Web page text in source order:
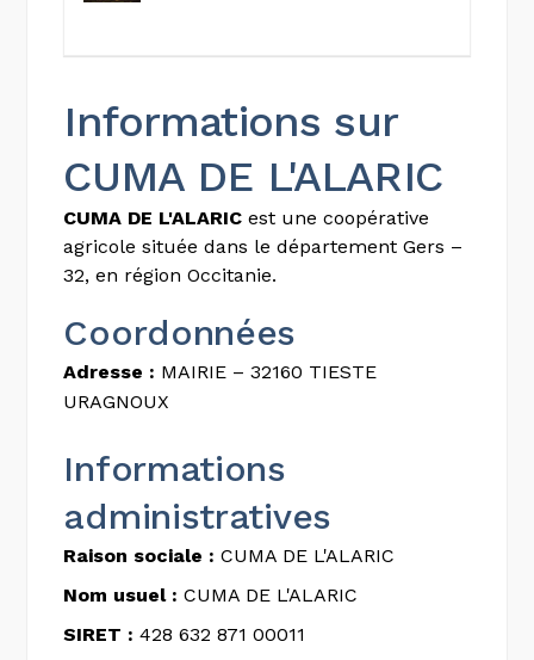
Informations sur
CUMA DE L'ALARIC
CUMA DE L'ALARIC est une coopérative
agricole située dans le département Gers –
32, en région Occitanie.
Coordonnées
Adresse : MAIRIE – 32160 TIESTE
URAGNOUX
Informations
administratives
Raison sociale : CUMA DE L'ALARIC
Nom usuel : CUMA DE L'ALARIC
SIRET : 428 632 871 00011